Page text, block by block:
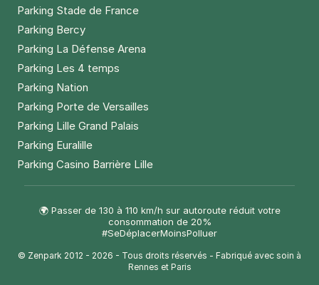
Parking Stade de France
Parking Bercy
Parking La Défense Arena
Parking Les 4 temps
Parking Nation
Parking Porte de Versailles
Parking Lille Grand Palais
Parking Euralille
Parking Casino Barrière Lille
🌍 Passer de 130 à 110 km/h sur autoroute réduit votre
consommation de 20%
#SeDéplacerMoinsPolluer
© Zenpark 2012 - 2026 - Tous droits réservés - Fabriqué avec soin à
Rennes et Paris